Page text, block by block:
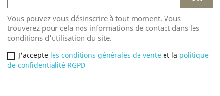
Vous pouvez vous désinscrire à tout moment. Vous
trouverez pour cela nos informations de contact dans les
conditions d'utilisation du site.
J'accepte les conditions générales de vente et la politique
de confidentialité RGPD